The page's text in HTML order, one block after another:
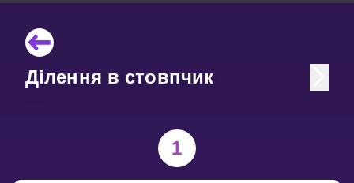
Ділення в стовпчик
1